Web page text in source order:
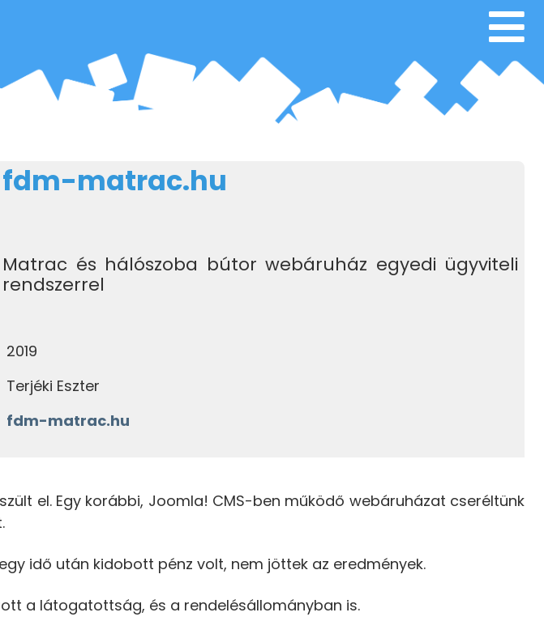
fdm-matrac.hu
Matrac és hálószoba bútor webáruház egyedi ügyviteli
rendszerrel
2019
Terjéki Eszter
fdm-matrac.hu
el. Egy korábbi, Joomla! CMS-ben működő webáruházat cseréltünk
idő után kidobott pénz volt, nem jöttek az eredmények.
a látogatottság, és a rendelésállományban is.